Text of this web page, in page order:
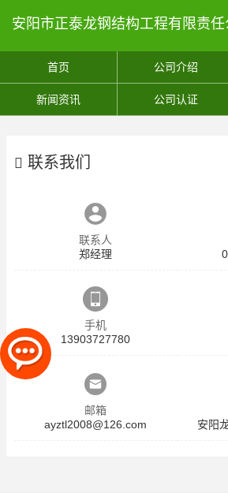
安阳市正泰龙钢结构工程有限责任
首页 公司介绍
新闻资讯 公司认证
联系我们
联系人
郑经理
手机
13903727780
邮箱
ayztl2008@126.com
安阳